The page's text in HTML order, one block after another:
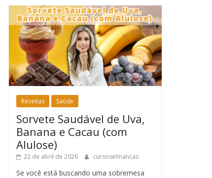
Receitas Saúde
Sorvete Saudável de Uva,
Banana e Cacau (com
Alulose)
22 de abril de 2026 cursosefinancas
Se você está buscando uma sobremesa